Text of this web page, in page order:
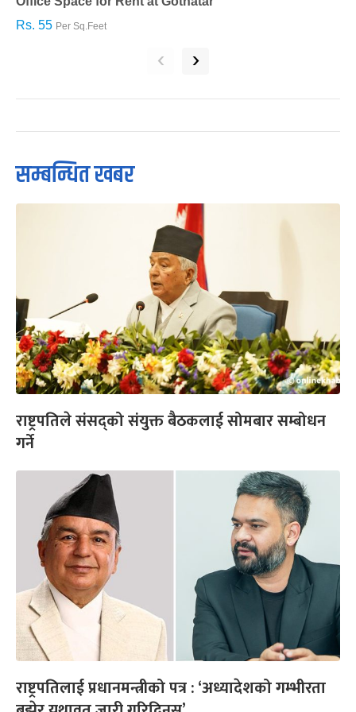
Rs. 55 Per Sq.Feet
‹ ›
सम्बन्धित खबर
राष्ट्रपतिले संसद्को संयुक्त बैठकलाई सोमबार सम्बोधन
गर्ने
राष्ट्रपतिलाई प्रधानमन्त्रीको पत्र : ‘अध्यादेशको गम्भीरता